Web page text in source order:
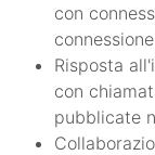
con
Risposta
con
pubblicate